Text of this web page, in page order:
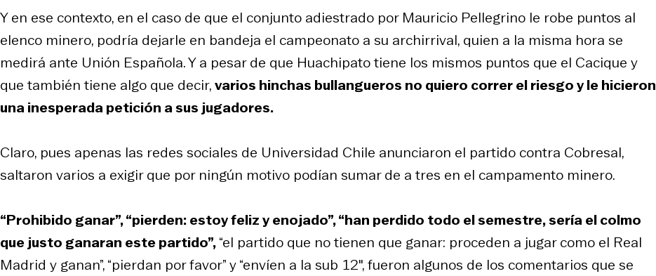
Y en ese contexto, en el caso de que el conjunto adiestrado por Mauricio Pellegrino le robe puntos al
elenco minero, podría dejarle en bandeja el campeonato a su archirrival, quien a la misma hora se
medirá ante Unión Española. Y a pesar de que Huachipato tiene los mismos puntos que el Cacique y
que también tiene algo que decir,varios hinchas bullangueros no quiero correr el riesgo y le hicieron
una inesperada petición a sus jugadores.
Claro, pues apenas las redes sociales de Universidad Chile anunciaron el partido contra Cobresal,
saltaron varios a exigir que por ningún motivo podían sumar de a tres en el campamento minero.
“Prohibido ganar”, “pierden: estoy feliz y enojado”, “han perdido todo el semestre, sería el colmo
que justo ganaran este partido”,“el partido que no tienen que ganar: proceden a jugar como el Real
Madrid y ganan”, “pierdan por favor” y “envíen a la sub 12″, fueron algunos de los comentarios que se